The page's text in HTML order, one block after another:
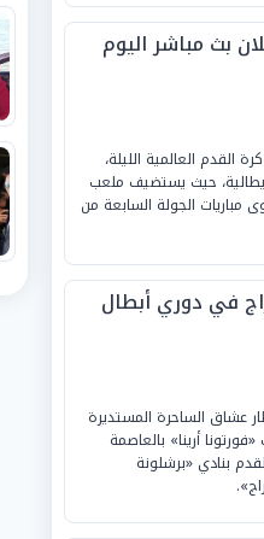
بث مباشر اليوم
القدم العالمية الليلة،
ميلانو الإيطالية، حيث يستضيف ملعب
الجولة السابعة من
في دوري أبطال
عشاق الساحرة المستديرة
أرينا» بالعاصمة
بنادي «برشلونة